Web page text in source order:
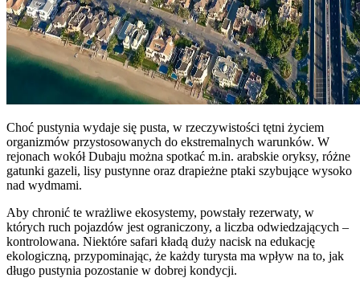
Choć pustynia wydaje się pusta, w rzeczywistości tętni życiem
organizmów przystosowanych do ekstremalnych warunków. W
rejonach wokół Dubaju można spotkać m.in. arabskie oryksy, różne
gatunki gazeli, lisy pustynne oraz drapieżne ptaki szybujące wysoko
nad wydmami.
Aby chronić te wrażliwe ekosystemy, powstały rezerwaty, w
których ruch pojazdów jest ograniczony, a liczba odwiedzających –
kontrolowana. Niektóre safari kładą duży nacisk na edukację
ekologiczną, przypominając, że każdy turysta ma wpływ na to, jak
długo pustynia pozostanie w dobrej kondycji.